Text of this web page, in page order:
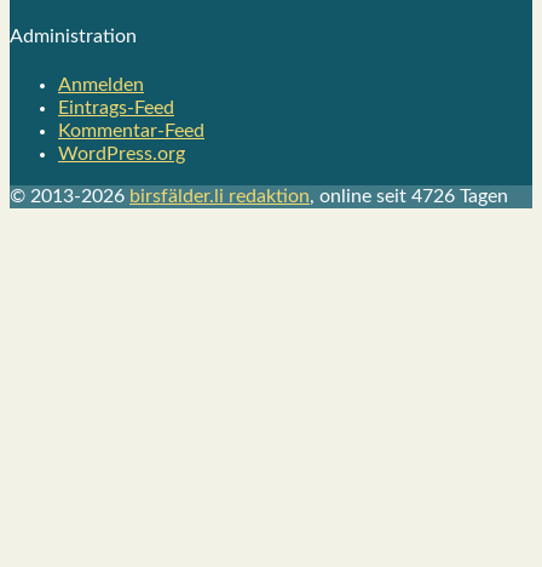
Admi­nis­tra­ti­on
Anmelden
Eintrags-Feed
Kommentar-Feed
WordPress.org
© 2013-2026 birsfälder.li redaktion, online seit 4726 Tagen